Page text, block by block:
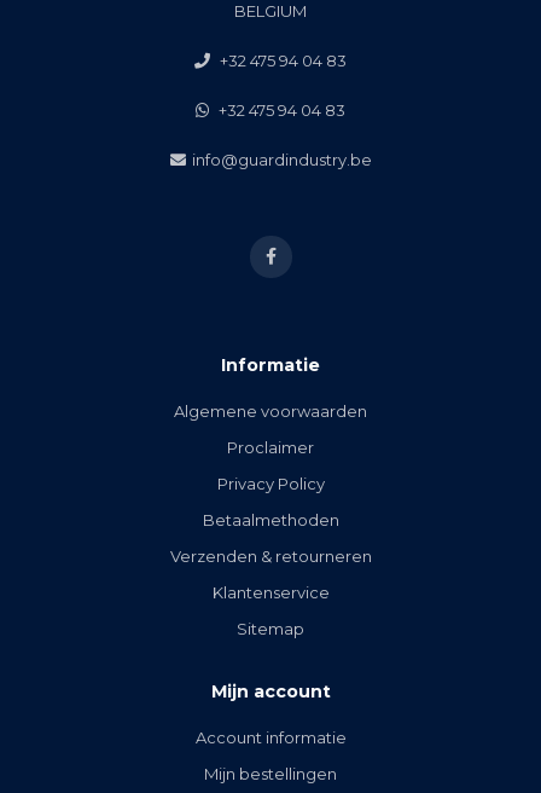
BELGIUM
+32 475 94 04 83
+32 475 94 04 83
info@guardindustry.be
Informatie
Algemene voorwaarden
Proclaimer
Privacy Policy
Betaalmethoden
Verzenden & retourneren
Klantenservice
Sitemap
Mijn account
Account informatie
Mijn bestellingen